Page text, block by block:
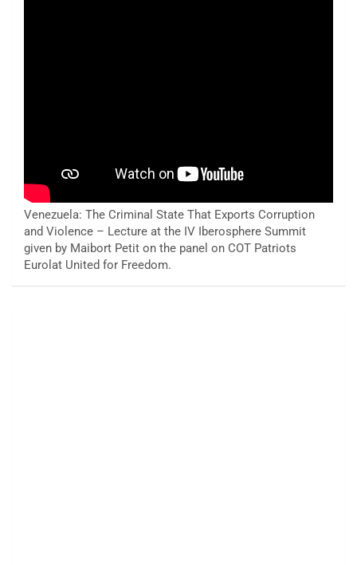
Venezuela: The Criminal State That Exports Corruption
and Violence – Lecture at the IV Iberosphere Summit
given by Maibort Petit on the panel on COT Patriots
Eurolat United for Freedom.